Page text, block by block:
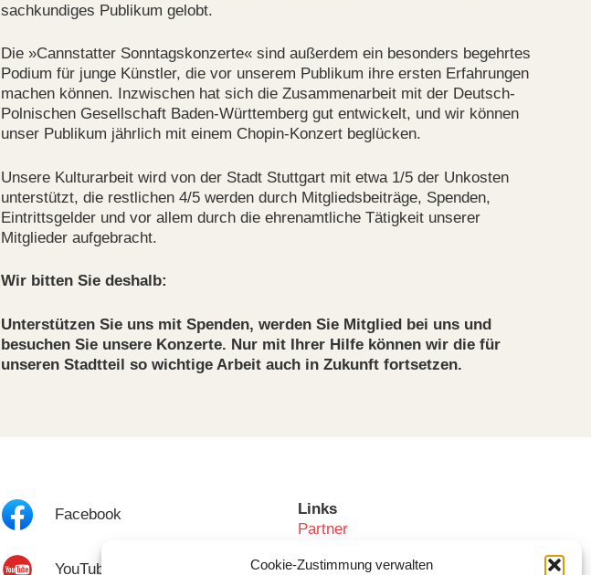
Cookie-Zustimmung verwalten
sachkundiges Publikum gelobt.
Die »Cannstatter Sonntagskonzerte« sind außerdem ein besonders begehrtes
Podium für junge Künstler, die vor unserem Publikum ihre ersten Erfahrungen
machen können. Inzwischen hat sich die Zusammenarbeit mit der Deutsch-
Polnischen Gesellschaft Baden-Württemberg gut entwickelt, und wir können
unser Publikum jährlich mit einem Chopin-Konzert beglücken.
Unsere Kulturarbeit wird von der Stadt Stuttgart mit etwa 1/5 der Unkosten
unterstützt, die restlichen 4/5 werden durch Mitgliedsbeiträge, Spenden,
Eintrittsgelder und vor allem durch die ehrenamtliche Tätigkeit unserer
Mitglieder aufgebracht.
Wir bitten Sie deshalb:
Unterstützen Sie uns mit Spenden, werden Sie Mitglied bei uns und
besuchen Sie unsere Konzerte. Nur mit Ihrer Hilfe können wir die für
unseren Stadtteil so wichtige Arbeit auch in Zukunft fortsetzen.
Facebook
YouTube
Links
Partner
Verein